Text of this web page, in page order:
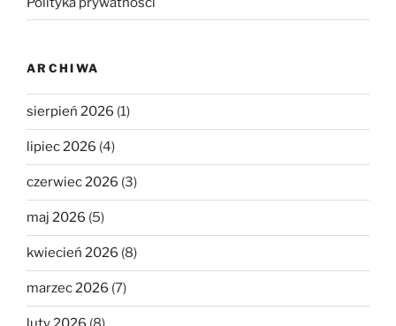
ARCHIWA
sierpień 2026 (1)
lipiec 2026 (4)
czerwiec 2026 (3)
maj 2026 (5)
kwiecień 2026 (8)
marzec 2026 (7)